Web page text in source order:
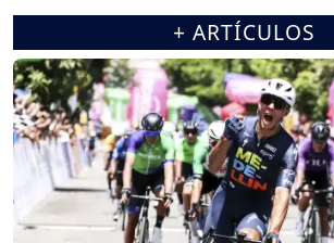
+ ARTÍCULOS